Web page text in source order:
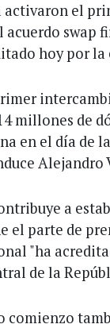
activaron el
swap
hoy por
millones de
en el día de
Alejandro
a
el parte de
"ha
de la
comienzo